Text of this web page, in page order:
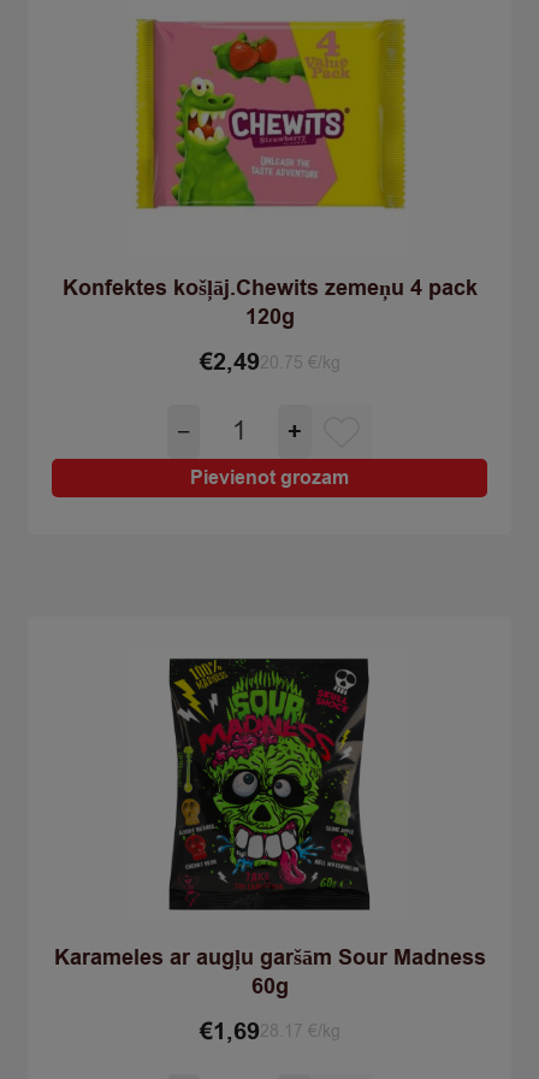
Konfektes košļāj.Chewits zemeņu 4 pack
120g
€2,4920.75 €/kg
−
Konfektes
košļāj.Chewits
zemeņu
4
+
Pievienot grozam
Karameles ar augļu garšām Sour Madness
60g
€1,6928.17 €/kg